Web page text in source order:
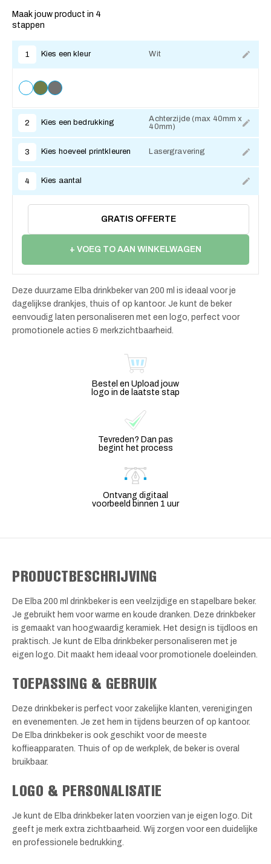
Maak jouw product in 4
stappen
1 Kies een kleur Wit
2 Kies een bedrukking
Achterzijde (max 40mm x
40mm)
3 Kies hoeveel printkleuren Lasergravering
4 Kies aantal
GRATIS OFFERTE
+ VOEG TO AAN WINKELWAGEN
Deze duurzame Elba drinkbeker van 200 ml is ideaal voor je
dagelijkse drankjes, thuis of op kantoor. Je kunt de beker
eenvoudig laten personaliseren met een logo, perfect voor
promotionele acties & merkzichtbaarheid.
Bestel en Upload jouw
logo in de laatste stap
Tevreden? Dan pas
begint het process
Ontvang digitaal
voorbeeld binnen 1 uur
PRODUCTBESCHRIJVING
De Elba 200 ml drinkbeker is een veelzijdige en stapelbare beker.
Je gebruikt hem voor warme en koude dranken. Deze drinkbeker
is gemaakt van hoogwaardig keramiek. Het design is tijdloos en
praktisch. Je kunt de Elba drinkbeker personaliseren met je
eigen logo. Dit maakt hem ideaal voor promotionele doeleinden.
TOEPASSING & GEBRUIK
Deze drinkbeker is perfect voor zakelijke klanten, verenigingen
en evenementen. Je zet hem in tijdens beurzen of op kantoor.
De Elba drinkbeker is ook geschikt voor de meeste
koffieapparaten. Thuis of op de werkplek, de beker is overal
bruikbaar.
LOGO & PERSONALISATIE
Je kunt de Elba drinkbeker laten voorzien van je eigen logo. Dit
geeft je merk extra zichtbaarheid. Wij zorgen voor een duidelijke
en professionele bedrukking.